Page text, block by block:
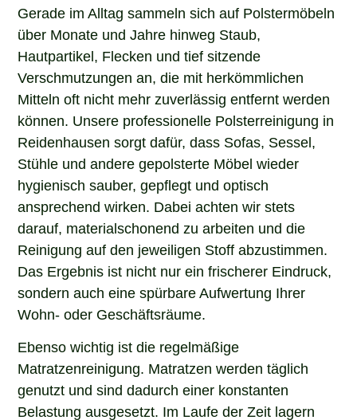
Gerade im Alltag sammeln sich auf Polstermöbeln
über Monate und Jahre hinweg Staub,
Hautpartikel, Flecken und tief sitzende
Verschmutzungen an, die mit herkömmlichen
Mitteln oft nicht mehr zuverlässig entfernt werden
können. Unsere professionelle Polsterreinigung in
Reidenhausen sorgt dafür, dass Sofas, Sessel,
Stühle und andere gepolsterte Möbel wieder
hygienisch sauber, gepflegt und optisch
ansprechend wirken. Dabei achten wir stets
darauf, materialschonend zu arbeiten und die
Reinigung auf den jeweiligen Stoff abzustimmen.
Das Ergebnis ist nicht nur ein frischerer Eindruck,
sondern auch eine spürbare Aufwertung Ihrer
Wohn- oder Geschäftsräume.
Ebenso wichtig ist die regelmäßige
Matratzenreinigung. Matratzen werden täglich
genutzt und sind dadurch einer konstanten
Belastung ausgesetzt. Im Laufe der Zeit lagern